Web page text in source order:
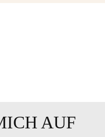
AUF